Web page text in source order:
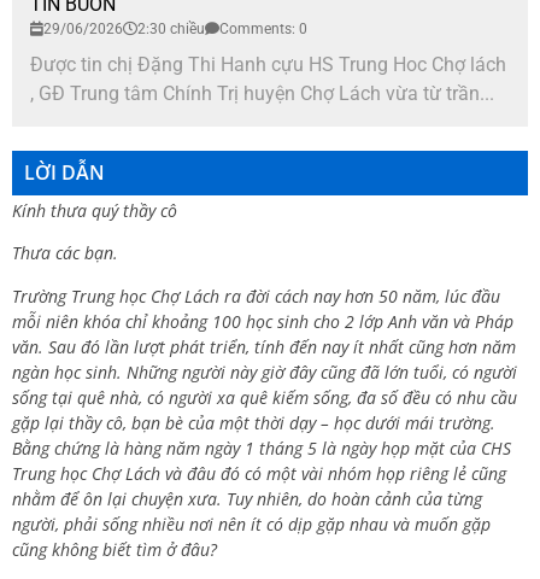
29/06/2026 2:30 chiều Comments: 0
Được tin chị Đặng Thi Hanh cựu HS Trung Hoc Chợ lách
, GĐ Trung tâm Chính Trị huyện Chợ Lách vừa từ trần...
LỜI DẪN
Kính thưa quý thầy cô
Thưa các bạn.
Trường Trung học Chợ Lách ra đời cách nay hơn 50 năm, lúc đầu
mỗi niên khóa chỉ khoảng 100 học sinh cho 2 lớp Anh văn và Pháp
văn. Sau đó lần lượt phát triển, tính đến nay ít nhất cũng hơn năm
ngàn học sinh. Những người này giờ đây cũng đã lớn tuổi, có người
sống tại quê nhà, có người xa quê kiếm sống, đa số đều có nhu cầu
gặp lại thầy cô, bạn bè của một thời dạy – học dưới mái trường.
Bằng chứng là hàng năm ngày 1 tháng 5 là ngày họp mặt của CHS
Trung học Chợ Lách và đâu đó có một vài nhóm họp riêng lẻ cũng
nhằm để ôn lại chuyện xưa. Tuy nhiên, do hoàn cảnh của từng
người, phải sống nhiều nơi nên ít có dịp gặp nhau và muốn gặp
cũng không biết tìm ở đâu?